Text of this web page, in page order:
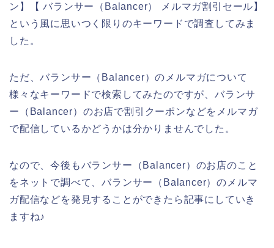
ン】【 バランサー（Balancer） メルマガ割引セール】
という風に思いつく限りのキーワードで調査してみま
した。
ただ、バランサー（Balancer）のメルマガについて
様々なキーワードで検索してみたのですが、バランサ
ー（Balancer）のお店で割引クーポンなどをメルマガ
で配信しているかどうかは分かりませんでした。
なので、今後もバランサー（Balancer）のお店のこと
をネットで調べて、バランサー（Balancer）のメルマ
ガ配信などを発見することができたら記事にしていき
ますね♪